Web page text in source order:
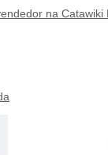
na Catawiki